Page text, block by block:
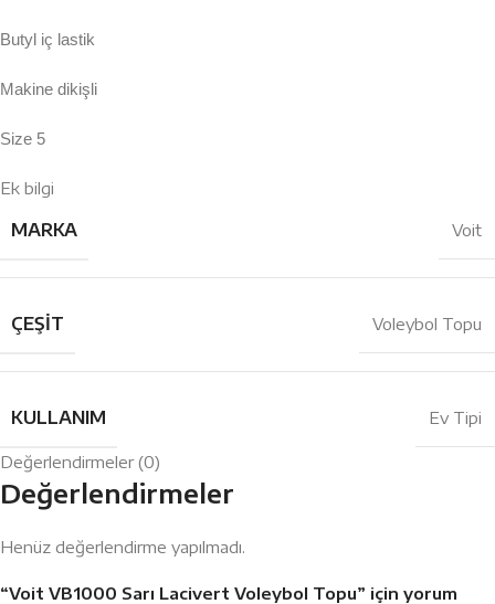
Butyl iç lastik
Makine dikişli
Size 5
Ek bilgi
MARKA Voit
ÇEŞIT Voleybol Topu
KULLANIM Ev Tipi
Değerlendirmeler (0)
Değerlendirmeler
Henüz değerlendirme yapılmadı.
“Voit VB1000 Sarı Lacivert Voleybol Topu” için yorum